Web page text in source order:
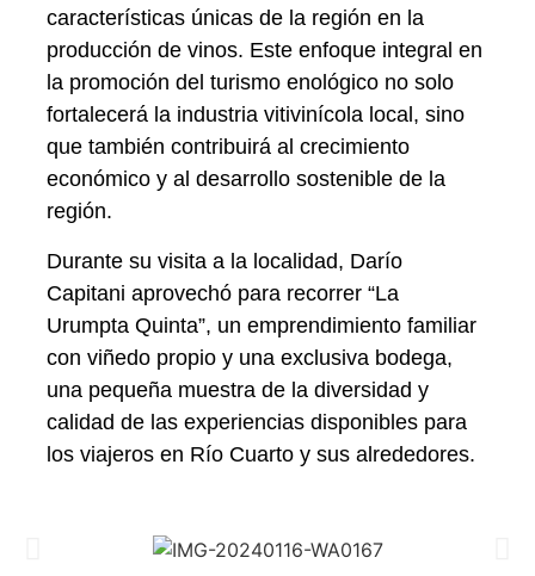
características únicas de la región en la
producción de vinos. Este enfoque integral en
la promoción del turismo enológico no solo
fortalecerá la industria vitivinícola local, sino
que también contribuirá al crecimiento
económico y al desarrollo sostenible de la
región.
Durante su visita a la localidad, Darío
Capitani aprovechó para recorrer “La
Urumpta Quinta”, un emprendimiento familiar
con viñedo propio y una exclusiva bodega,
una pequeña muestra de la diversidad y
calidad de las experiencias disponibles para
los viajeros en Río Cuarto y sus alrededores.